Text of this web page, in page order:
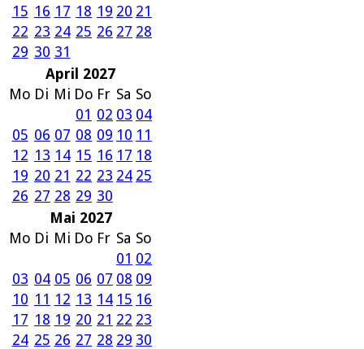
15 16 17 18 19 20 21
22 23 24 25 26 27 28
29 30 31
April 2027
Mo Di Mi Do Fr Sa So
01 02 03 04
05 06 07 08 09 10 11
12 13 14 15 16 17 18
19 20 21 22 23 24 25
26 27 28 29 30
Mai 2027
Mo Di Mi Do Fr Sa So
01 02
03 04 05 06 07 08 09
10 11 12 13 14 15 16
17 18 19 20 21 22 23
24 25 26 27 28 29 30